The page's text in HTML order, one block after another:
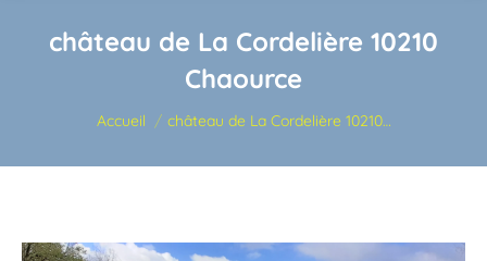
château de La Cordelière 10210
Chaource
Vous êtes ici :
Accueil château de La Cordelière 10210…